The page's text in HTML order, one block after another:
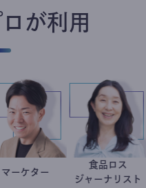
が利用
室谷良平
マーケター 井
食品
ジャー